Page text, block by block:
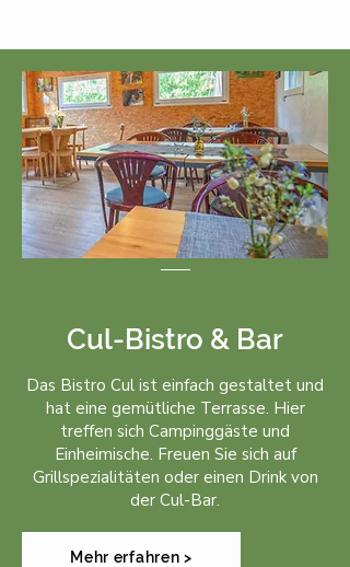
Cul-Bistro & Bar
Das Bistro Cul ist einfach gestaltet und
hat eine gemütliche Terrasse. Hier
treffen sich Campinggäste und
Einheimische. Freuen Sie sich auf
Grillspezialitäten oder einen Drink von
der Cul-Bar.
Mehr erfahren >